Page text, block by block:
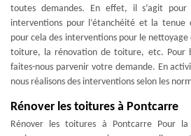
toutes demandes. En effet, il s’agit pour
interventions pour l’étanchéité et la tenue
pour cela des interventions pour le
toiture, la rénovation de toiture, etc. Pour
faites-nous parvenir votre demande. En
nous réalisons des interventions selon les
Rénover les toitures à Pontcarre
Rénover les toitures à Pontcarre Pour